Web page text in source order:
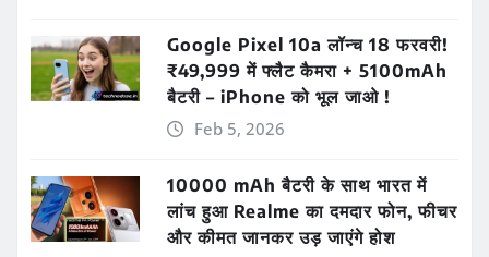
Google Pixel 10a लॉन्च 18 फरवरी!
₹49,999 में फ्लैट कैमरा + 5100mAh
बैटरी – iPhone को भूल जाओ !
Feb 5, 2026
10000 mAh बैटरी के साथ भारत में
लांच हुआ Realme का दमदार फोन, फीचर
और कीमत जानकर उड़ जाएंगे होश